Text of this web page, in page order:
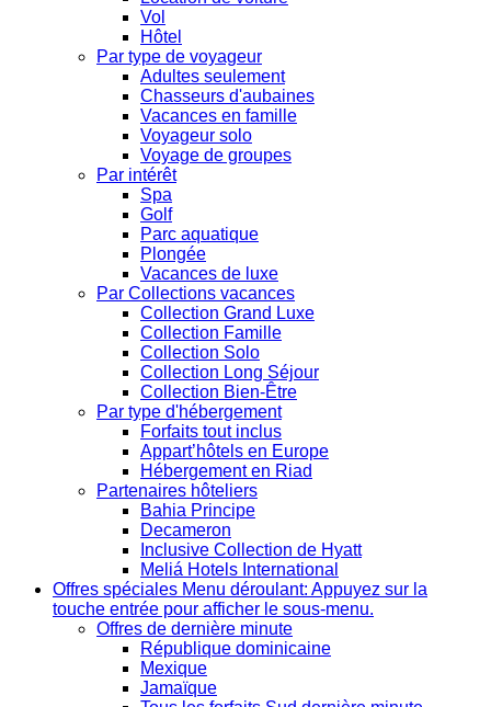
Vol
Hôtel
Par type de voyageur
Adultes seulement
Chasseurs d'aubaines
Vacances en famille
Voyageur solo
Voyage de groupes
Par intérêt
Spa
Golf
Parc aquatique
Plongée
Vacances de luxe
Par Collections vacances
Collection Grand Luxe
Collection Famille
Collection Solo
Collection Long Séjour
Collection Bien-Être
Par type d'hébergement
Forfaits tout inclus
Appart’hôtels en Europe
Hébergement en Riad
Partenaires hôteliers
Bahia Principe
Decameron
Inclusive Collection de Hyatt
Meliá Hotels International
Offres spéciales Menu déroulant: Appuyez sur la
touche entrée pour afficher le sous-menu.
Offres de dernière minute
République dominicaine
Mexique
Jamaïque